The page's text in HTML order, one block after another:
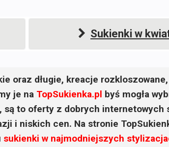
Sukienki w
oraz długie, kreacje
je na TopSukienka.pl byś mogła
są to oferty z dobrych internetowych
i niskich cen. Na stronie
sukienki w najmodniejszych